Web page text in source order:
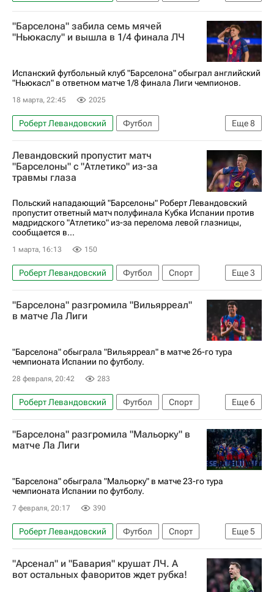
Чемпионат Испании по футболу
Рауль Гарсия (2000)
Ферран Торрес
"Барселона" забила семь мячей
"Ньюкаслу" и вышла в 1/4 финала ЛЧ
Испанский футбольный клуб "Барселона" обыграл английский
"Ньюкасл" в ответном матче 1/8 финала Лиги чемпионов.
18 марта, 22:45 2025
Еще8
Роберт Левандовский
Футбол
Ламин Ямаль
Рафинья (1987)
Барселона
Атлетико (Мадрид)
Тоттенхэм Хотспур
Лига чемпионов УЕФА 2026-2027
Ньюкасл Юнайтед
Спорт
Левандовский пропустит матч
"Барселоны" с "Атлетико" из-за
травмы глаза
Польский нападающий "Барселоны" Роберт Левандовский
пропустит ответный матч полуфинала Кубка Испании против
мадридского "Атлетико" из-за перелома левой глазницы,
сообщается в...
1 марта, 16:13 150
Еще3
Роберт Левандовский Футбол
Спорт
Барселона
Атлетико (Мадрид)
Вильярреал
"Барселона" разгромила "Вильярреал"
в матче Ла Лиги
"Барселона" обыграла "Вильярреал" в матче 26-го тура
чемпионата Испании по футболу.
28 февраля, 20:42 283
Еще6
Роберт Левандовский Футбол
Спорт
Чемпионат Испании по футболу
Ламин Ямаль
Райо Вальекано
Вильярреал
Барселона
"Барселона" разгромила "Мальорку" в
матче Ла Лиги
"Барселона" обыграла "Мальорку" в матче 23-го тура
чемпионата Испании по футболу.
7 февраля, 20:17 390
Еще5
Роберт Левандовский Футбол
Спорт
Барселона (город)
Ламин Ямаль
Мальорка
Барселона
"Арсенал" и "Бавария" крушат ЛЧ. А
вот остальных фаворитов ждет рубка!